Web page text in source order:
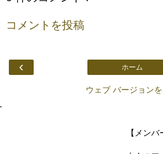
コメントを投稿
‹ ホーム
ウェブ バージョン
.
【メン